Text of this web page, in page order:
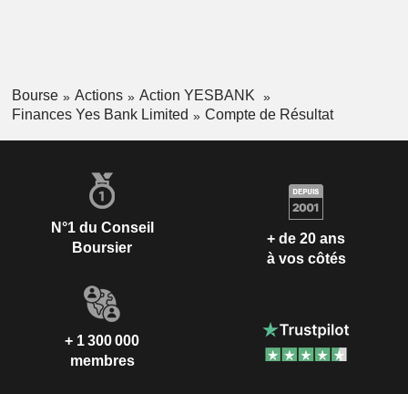
Bourse Actions
Action YESBANK
Finances Yes Bank Limited
Compte de Résultat
N°1 du Conseil
Boursier
+ de 20 ans
à vos côtés
+ 1 300 000
membres